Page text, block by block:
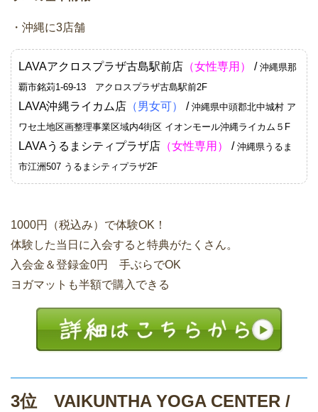
・沖縄に3店舗
LAVAアクロスプラザ古島駅前店 （女性専用） / 沖縄県那
覇市銘苅1-69-13 アクロスプラザ古島駅前2F
LAVA沖縄ライカム店 （男女可） / 沖縄県中頭郡北中城村 ア
ワセ土地区画整理事業区域内4街区 イオンモール沖縄ライカム５F
LAVAうるまシティプラザ店 （女性専用） / 沖縄県うるま
市江洲507 うるまシティプラザ2F
1000円（税込み）で体験OK！
体験した当日に入会すると特典がたくさん。
入会金＆登録金0円 手ぶらでOK
ヨガマットも半額で購入できる
3位 VAIKUNTHA YOGA CENTER /